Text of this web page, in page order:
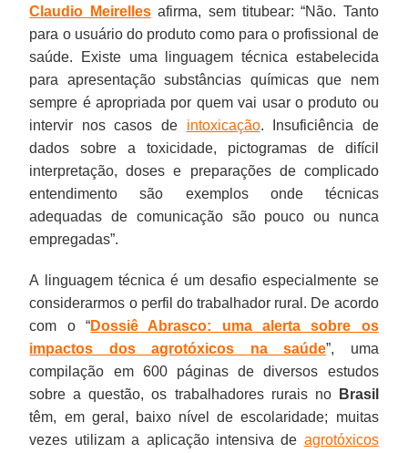
Claudio Meirellesafirma, sem titubear: “Não. Tanto
para o usuário do produto como para o profissional de
saúde. Existe uma linguagem técnica estabelecida
para apresentação substâncias químicas que nem
sempre é apropriada por quem vai usar o produto ou
intervir nos casos de intoxicação. Insuficiência de
dados sobre a toxicidade, pictogramas de difícil
interpretação, doses e preparações de complicado
entendimento são exemplos onde técnicas
adequadas de comunicação são pouco ou nunca
empregadas”.
A linguagem técnica é um desafio especialmente se
considerarmos o perfil do trabalhador rural. De acordo
com o “Dossiê Abrasco: uma alerta sobre os
impactos dos agrotóxicos na saúde”, uma
compilação em 600 páginas de diversos estudos
sobre a questão, os trabalhadores rurais no
Brasil
têm, em geral, baixo nível de escolaridade; muitas
vezes utilizam a aplicação intensiva de agrotóxicos